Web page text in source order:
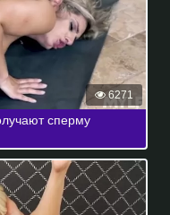
6271
сперму